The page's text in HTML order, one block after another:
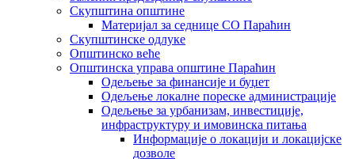
Скупштина општине
Материјал за седнице СО Параћин
Скупштинске одлуке
Општинско веће
Општинска управа општине Параћин
Одељење за финансије и буџет
Одељење локалне пореске администрације
Одељење за урбанизам, инвестиције,
инфраструктуру и имовинска питања
Информације о локацији и локацијске
дозволе